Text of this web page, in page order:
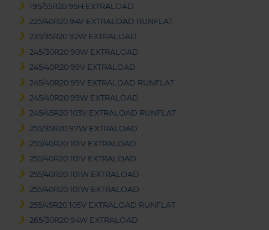
195/55R20 95H EXTRALOAD
225/40R20 94V EXTRALOAD RUNFLAT
235/35R20 92W EXTRALOAD
245/30R20 90W EXTRALOAD
245/40R20 99V EXTRALOAD
245/40R20 99V EXTRALOAD RUNFLAT
245/40R20 99W EXTRALOAD
245/45R20 103V EXTRALOAD RUNFLAT
255/35R20 97W EXTRALOAD
255/40R20 101V EXTRALOAD
255/40R20 101V EXTRALOAD
255/40R20 101W EXTRALOAD
255/40R20 101W EXTRALOAD
255/45R20 105V EXTRALOAD RUNFLAT
265/30R20 94W EXTRALOAD